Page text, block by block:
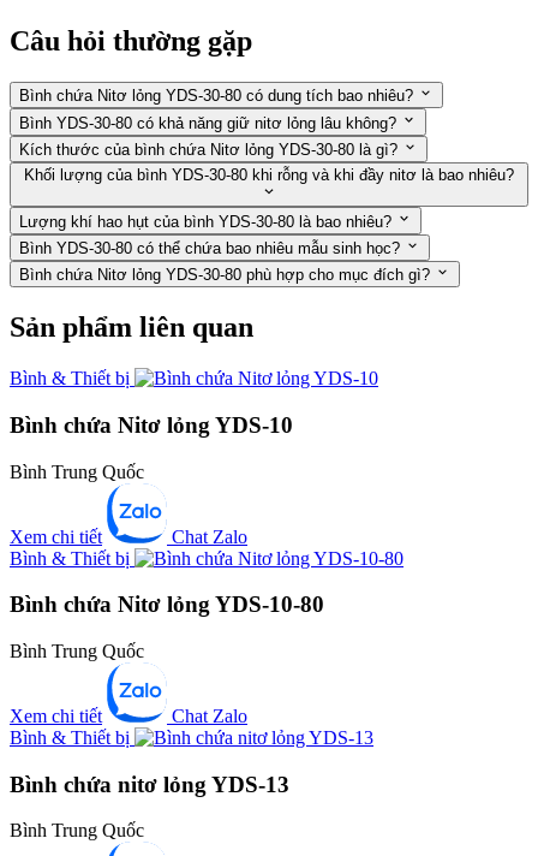
Câu hỏi thường gặp
Bình chứa Nitơ lỏng YDS-30-80 có dung tích bao nhiêu?
Bình YDS-30-80 có khả năng giữ nitơ lỏng lâu không?
Kích thước của bình chứa Nitơ lỏng YDS-30-80 là gì?
Khối lượng của bình YDS-30-80 khi rỗng và khi đầy nitơ là bao nhiêu?
Lượng khí hao hụt của bình YDS-30-80 là bao nhiêu?
Bình YDS-30-80 có thể chứa bao nhiêu mẫu sinh học?
Bình chứa Nitơ lỏng YDS-30-80 phù hợp cho mục đích gì?
Sản phẩm liên quan
Bình & Thiết bị
Bình chứa Nitơ lỏng YDS-10
Bình Trung Quốc
Xem chi tiết
Chat Zalo
Bình & Thiết bị
Bình chứa Nitơ lỏng YDS-10-80
Bình Trung Quốc
Xem chi tiết
Chat Zalo
Bình & Thiết bị
Bình chứa nitơ lỏng YDS-13
Bình Trung Quốc